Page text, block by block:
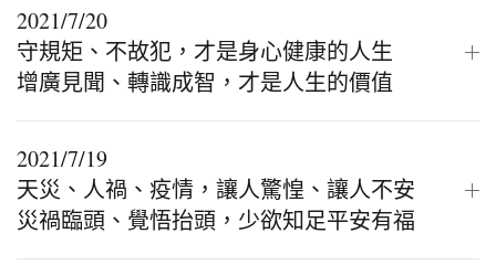
2021/7/20
守規矩、不故犯，才是身心健康的人生
增廣見聞、轉識成智，才是人生的價值
2021/7/19
天災、人禍、疫情，讓人驚惶、讓人不安
災禍臨頭、覺悟抬頭，少欲知足平安有福